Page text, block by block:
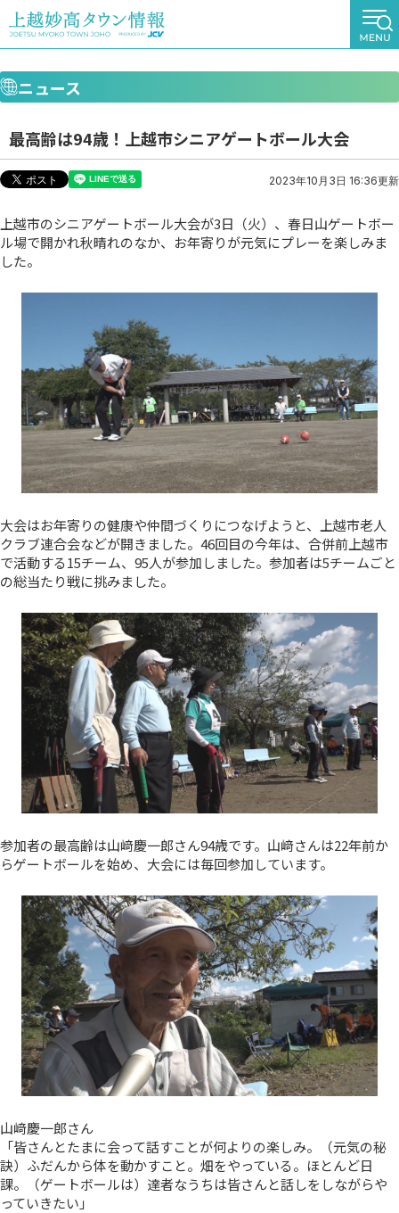
ニュース
最高齢は94歳！上越市シニアゲートボール大会
2023年10月3日 16:36更新
上越市のシニアゲートボール大会が3日（火）、春日山ゲートボー
ル場で開かれ秋晴れのなか、お年寄りが元気にプレーを楽しみま
した。
大会はお年寄りの健康や仲間づくりにつなげようと、上越市老人
クラブ連合会などが開きました。46回目の今年は、合併前上越市
で活動する15チーム、95人が参加しました。参加者は5チームごと
の総当たり戦に挑みました。
参加者の最高齢は山﨑慶一郎さん94歳です。山﨑さんは22年前か
らゲートボールを始め、大会には毎回参加しています。
山﨑慶一郎さん
「皆さんとたまに会って話すことが何よりの楽しみ。（元気の秘
訣）ふだんから体を動かすこと。畑をやっている。ほとんど日
課。（ゲートボールは）達者なうちは皆さんと話しをしながらや
っていきたい」